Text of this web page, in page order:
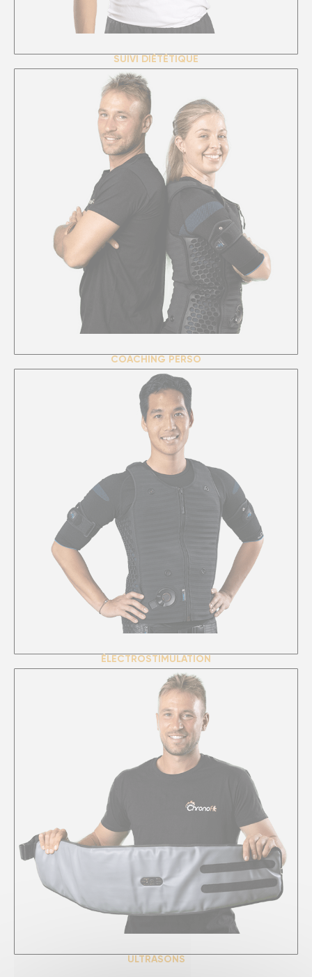
SUIVI DIÉTÉTIQUE
COACHING PERSO
ÉLECTROSTIMULATION
ULTRASONS